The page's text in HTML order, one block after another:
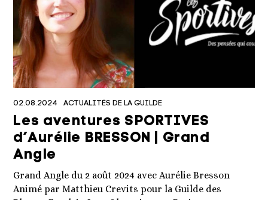
02.08.2024 ACTUALITÉS DE LA GUILDE
Les aventures SPORTIVES
d’Aurélie BRESSON | Grand
Angle
Grand Angle du 2 août 2024 avec Aurélie Bresson
Animé par Matthieu Crevits pour la Guilde des